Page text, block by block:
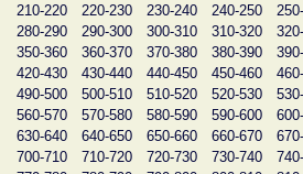
210-220
220-230 230-240 240-250
280-290
290-300 300-310 310-320
350-360
360-370 370-380 380-390
420-430
430-440 440-450 450-460
490-500
500-510 510-520 520-530
560-570
570-580 580-590 590-600
630-640
640-650 650-660 660-670
700-710
710-720 720-730 730-740